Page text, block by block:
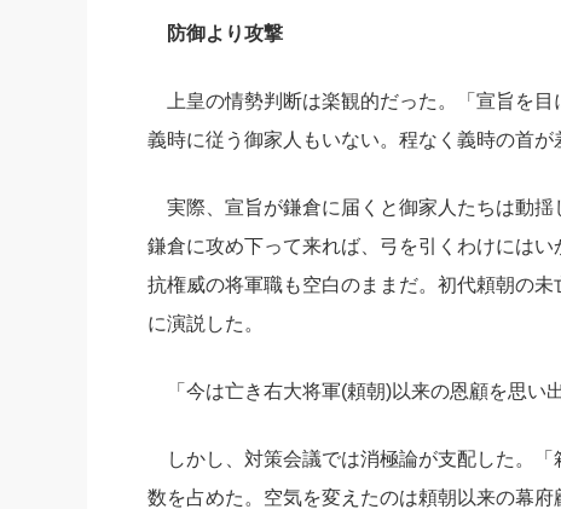
防御より攻撃
上皇の情勢判断は楽観的だった。「宣旨を
義時に従う御家人もいない。程なく義時の首が
実際、宣旨が鎌倉に届くと御家人たちは動
鎌倉に攻め下って来れば、弓を引くわけには
抗権威の将軍職も空白のままだ。初代頼朝の
に演説した。
「今は亡き右大将軍(頼朝)以来の恩顧を思い
しかし、対策会議では消極論が支配した。「
数を占めた。空気を変えたのは頼朝以来の幕